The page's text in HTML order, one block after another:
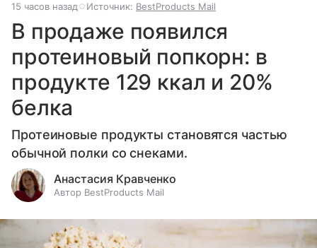
15 часов назад Источник: BestProducts Mail
В продаже появился
протеиновый попкорн: в
продукте 129 ккал и 20%
белка
Протеиновые продукты становятся частью
обычной полки со снеками.
Анастасия Кравченко
Автор BestProducts Mail